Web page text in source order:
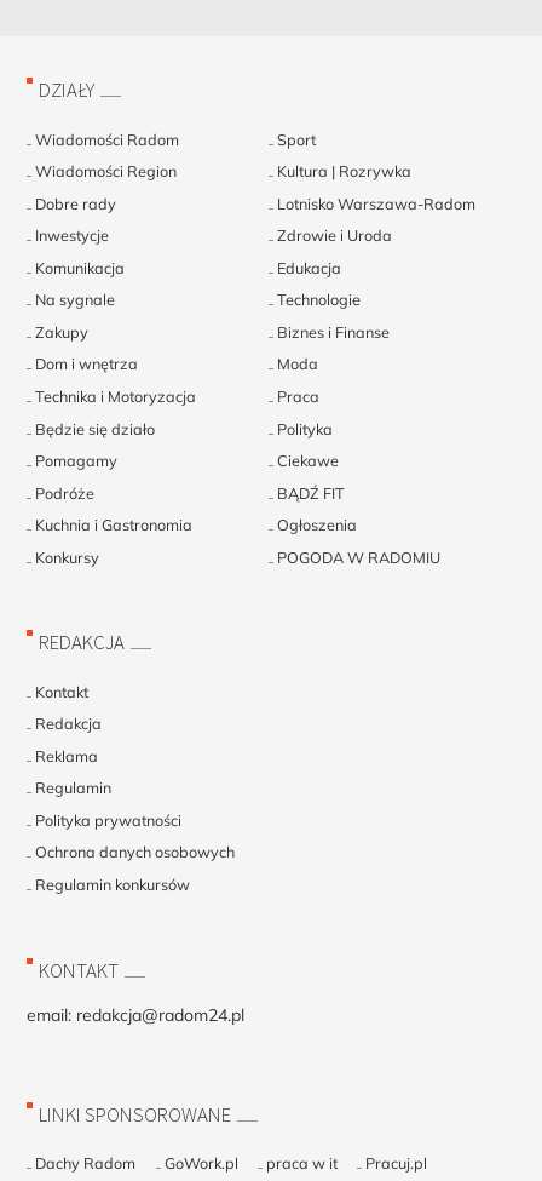
DZIAŁY
Wiadomości Radom
Sport
Wiadomości Region
Kultura | Rozrywka
Dobre rady
Lotnisko Warszawa-Radom
Inwestycje
Zdrowie i Uroda
Komunikacja
Edukacja
Na sygnale
Technologie
Zakupy
Biznes i Finanse
Dom i wnętrza
Moda
Technika i Motoryzacja
Praca
Będzie się działo
Polityka
Pomagamy
Ciekawe
Podróże
BĄDŹ FIT
Kuchnia i Gastronomia
Ogłoszenia
Konkursy
POGODA W RADOMIU
REDAKCJA
Kontakt
Redakcja
Reklama
Regulamin
Polityka prywatności
Ochrona danych osobowych
Regulamin konkursów
KONTAKT
email: redakcja@radom24.pl
LINKI SPONSOROWANE
Dachy Radom GoWork.pl praca w it Pracuj.pl